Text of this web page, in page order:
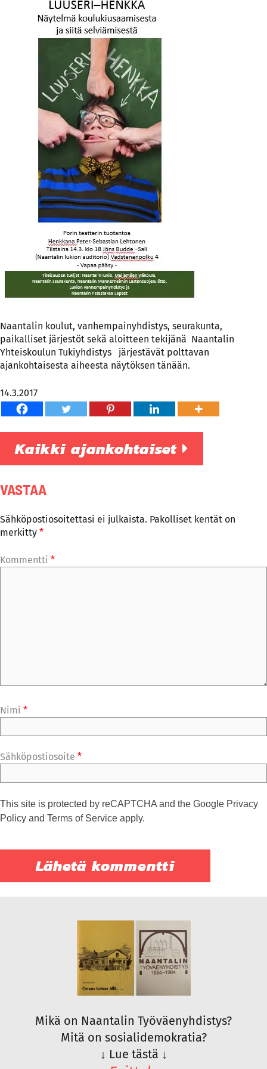
Naantalin koulut, vanhempainyhdistys, seurakunta,
paikalliset järjestöt sekä aloitteen tekijänä Naantalin
Yhteiskoulun Tukiyhdistys järjestävät polttavan
ajankohtaisesta aiheesta näytöksen tänään.
14.3.2017
Kaikki ajankohtaiset
VASTAA
Sähköpostiosoitettasi ei julkaista. Pakolliset kentät on
merkitty *
Kommentti *
Nimi *
Sähköpostiosoite *
This site is protected by reCAPTCHA and the Google Privacy
Policy and Terms of Service apply.
Mikä on Naantalin Työväenyhdistys?
Mitä on sosialidemokratia?
↓ Lue tästä ↓